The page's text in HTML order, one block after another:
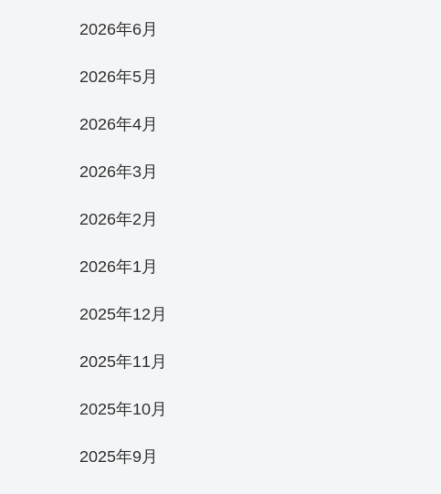
2026年6月
2026年5月
2026年4月
2026年3月
2026年2月
2026年1月
2025年12月
2025年11月
2025年10月
2025年9月